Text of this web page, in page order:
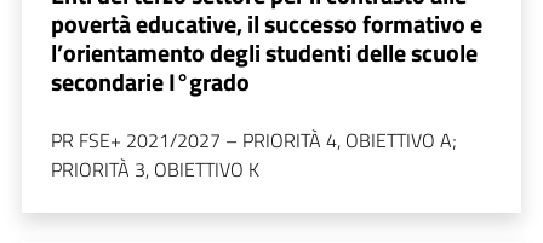
povertà educative, il successo formativo e
l’orientamento degli studenti delle scuole
secondarie I°grado
PR FSE+ 2021/2027 – PRIORITÀ 4, OBIETTIVO A;
PRIORITÀ 3, OBIETTIVO K